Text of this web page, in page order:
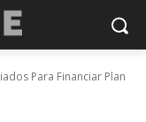
Para Financiar Plan